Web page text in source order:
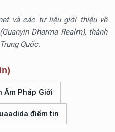
và các tư liệu giới thiệu về
Dharma Realm), thành
Quốc.
Âm Pháp Giới
điểm tin